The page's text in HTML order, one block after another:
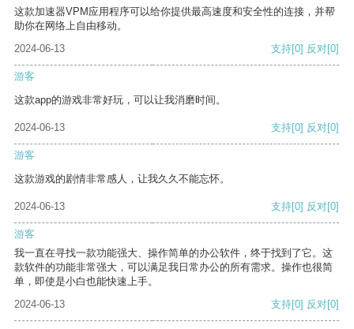
这款加速器VPM应用程序可以给你提供最高速度和安全性的连接，并帮
助你在网络上自由移动。
2024-06-13
支持[0] 反对[0]
游客
这款app的游戏非常好玩，可以让我消磨时间。
2024-06-13 支持[0] 反对[0]
游客
这款游戏的剧情非常感人，让我久久不能忘怀。
2024-06-13 支持[0] 反对[0]
游客
我一直在寻找一款功能强大、操作简单的办公软件，终于找到了它。这
款软件的功能非常强大，可以满足我日常办公的所有需求。操作也很简
单，即使是小白也能快速上手。
2024-06-13
支持[0] 反对[0]